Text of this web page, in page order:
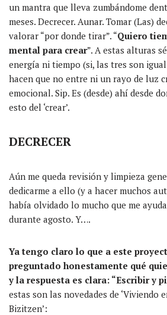
un mantra que lleva zumbándome
meses. Decrecer. Aunar. Tomar (Las)
valorar “por donde tirar”. “Quiero
mental para crear”. A estas alturas
energía ni tiempo (si, las tres son
hacen que no entre ni un rayo de luz
emocional. Sip. Es (desde) ahí desde
esto del ‘crear’.
DECRECER
Aún me queda revisión y limpieza
dedicarme a ello (y a hacer muchos
había olvidado lo mucho que me
durante agosto. Y….
Ya tengo claro lo que a este
preguntado honestamente qué
y la respuesta es clara: “Escribir y
estas son las novedades de ‘Viviendo
Bizitzen’: